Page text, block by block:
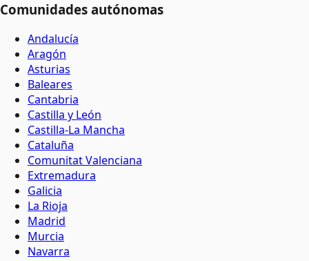
Comunidades autónomas
Andalucía
Aragón
Asturias
Baleares
Cantabria
Castilla y León
Castilla-La Mancha
Cataluña
Comunitat Valenciana
Extremadura
Galicia
La Rioja
Madrid
Murcia
Navarra